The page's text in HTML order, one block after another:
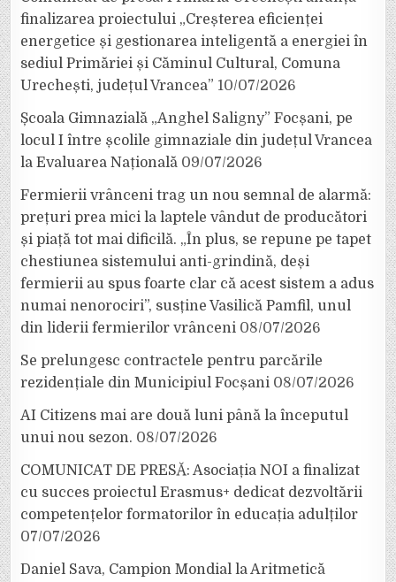
finalizarea proiectului „Creșterea eficienței
energetice și gestionarea inteligentă a energiei în
sediul Primăriei și Căminul Cultural, Comuna
Urechești, județul Vrancea” 10/07/2026
Școala Gimnazială „Anghel Saligny” Focșani, pe
locul I între școlile gimnaziale din județul Vrancea
la Evaluarea Națională 09/07/2026
Fermierii vrânceni trag un nou semnal de alarmă:
prețuri prea mici la laptele vândut de producători
și piață tot mai dificilă. „În plus, se repune pe tapet
chestiunea sistemului anti-grindină, deși
fermierii au spus foarte clar că acest sistem a adus
numai nenorociri”, susține Vasilică Pamfil, unul
din liderii fermierilor vrânceni 08/07/2026
Se prelungesc contractele pentru parcările
rezidențiale din Municipiul Focșani 08/07/2026
AI Citizens mai are două luni până la începutul
unui nou sezon. 08/07/2026
COMUNICAT DE PRESĂ: Asociația NOI a finalizat
cu succes proiectul Erasmus+ dedicat dezvoltării
competențelor formatorilor în educația adulților
07/07/2026
Daniel Sava, Campion Mondial la Aritmetică